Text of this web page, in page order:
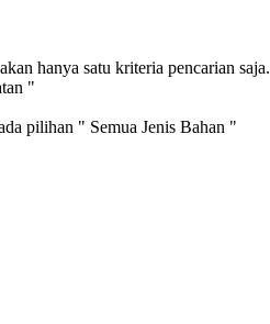
hanya satu kriteria pencarian saja.
"
pilihan " Semua Jenis Bahan "